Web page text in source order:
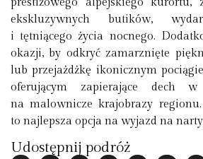
prestiżowego alpejskiego kurortu,
ekskluzywnych butików,
i tętniącego życia nocnego.
okazji, by odkryć zamarznięte
lub przejażdżkę ikonicznym
oferującym zapierające dech
na malownicze krajobrazy
to najlepsza opcja na wyjazd na
Udostępnij podróż